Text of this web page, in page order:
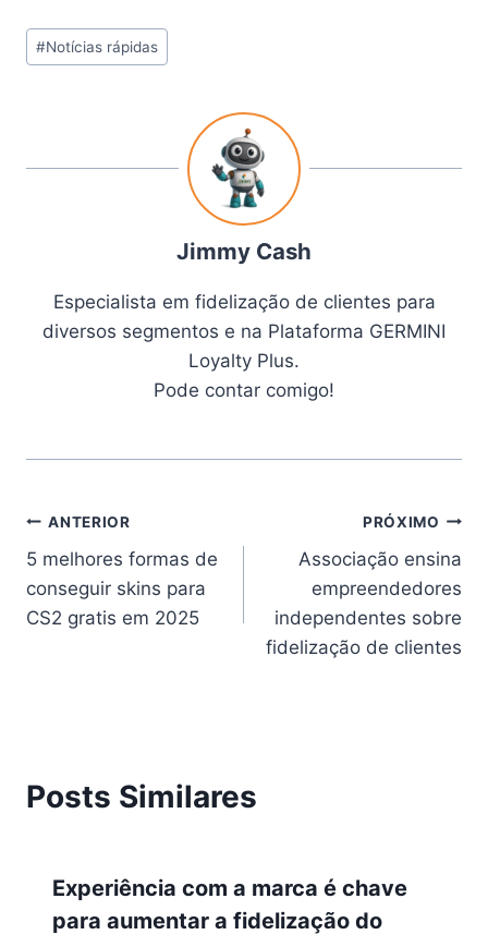
#Notícias rápidas
Jimmy Cash
Especialista em fidelização de clientes para
diversos segmentos e na Plataforma GERMINI
Loyalty Plus.
Pode contar comigo!
ANTERIOR
5 melhores formas de
conseguir skins para
CS2 gratis em 2025
PRÓXIMO
Associação ensina
empreendedores
independentes sobre
fidelização de clientes
Posts Similares
Experiência com a marca é chave
para aumentar a fidelização do